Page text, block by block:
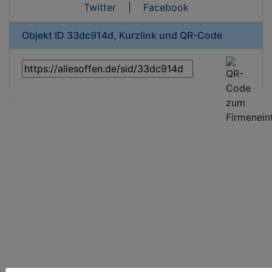
Twitter| Facebook
Objekt ID 33dc914d, Kurzlink und QR-Code